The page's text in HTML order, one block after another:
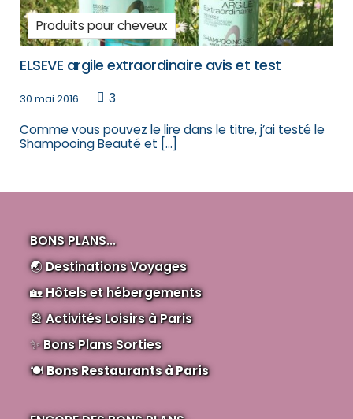
Produits pour cheveux
ELSEVE argile extraordinaire avis et test
30 mai 2016
3
Comme vous pouvez le lire dans le titre, j’ai testé le
Shampooing Beauté et […]
BONS PLANS...
🌏Destinations Voyages
🏡Hôtels et hébergements
🎡Activités Loisirs à Paris
✨Bons Plans Sorties
🍽️Bons Restaurants à Paris